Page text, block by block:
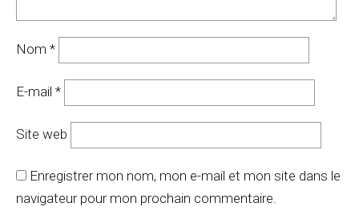
Nom *
E-mail *
Site web
Enregistrer mon nom, mon e-mail et mon site dans le
navigateur pour mon prochain commentaire.